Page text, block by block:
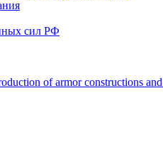
сил РФ
of armor constructions